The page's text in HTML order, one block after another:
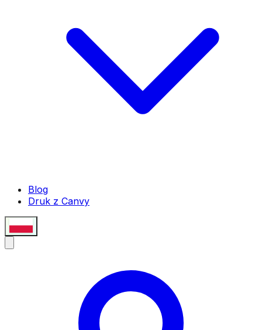
Blog
Druk z Canvy